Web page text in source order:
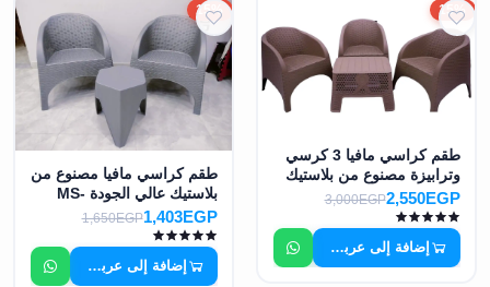
15%
طقم كراسي مافيا 3 كرسي
وترابيزة مصنوع من بلاستيك
عالي الجودة MS-8965
2,550EGP
3,000EGP
إضافة إلى عربة التسوق
15%
طقم كراسي مافيا مصنوع من
بلاستيك عالي الجودة MS-
8968
1,403EGP
1,650EGP
إضافة إلى عربة التسوق